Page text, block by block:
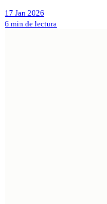
17 Jan 2026
6 min de lectura